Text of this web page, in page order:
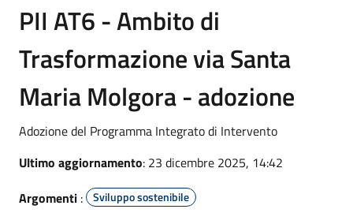
PII AT6 - Ambito di
Trasformazione via Santa
Maria Molgora - adozione
Adozione del Programma Integrato di Intervento
Ultimo aggiornamento: 23 dicembre 2025, 14:42
Argomenti : Sviluppo sostenibile